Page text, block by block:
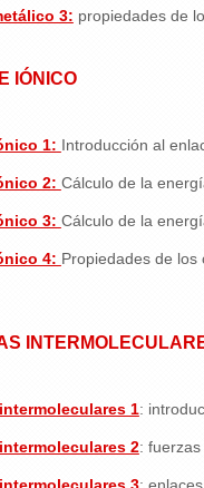
3: propiedades de
IÓNICO
1: Introducción al
2: Cálculo de la
3: Cálculo de la
4: Propiedades de los
1:
2: